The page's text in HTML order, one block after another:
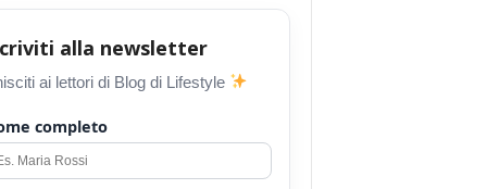
alla newsletter
ai lettori di Blog di Lifestyle
completo